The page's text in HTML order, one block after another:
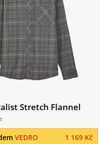
Stretch Flannel
1 169 Kč
VEDRO